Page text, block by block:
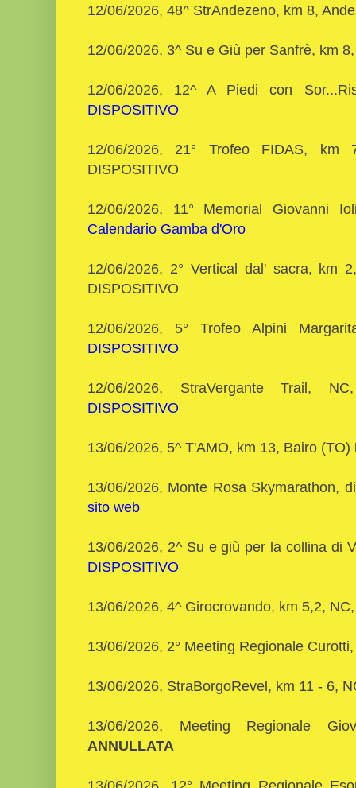
12/06/2026, 48^ StrAndezeno, km 8,
12/06/2026, 3^ Su e Giù per Sanfrè, km
12/06/2026, 12^ A Piedi con
DISPOSITIVO
12/06/2026, 21° Trofeo FIDAS, km
DISPOSITIVO
12/06/2026, 11° Memorial Giovanni
Calendario Gamba d'Oro
12/06/2026, 2° Vertical dal' sacra, km
DISPOSITIVO
12/06/2026, 5° Trofeo Alpini
DISPOSITIVO
12/06/2026, StraVergante Trail,
DISPOSITIVO
13/06/2026, 5^ T'AMO, km 13, Bairo (TO)
13/06/2026, Monte Rosa Skymarathon,
sito web
13/06/2026, 2^ Su e giù per la collina di
DISPOSITIVO
13/06/2026, 4^ Girocrovando, km 5,2,
13/06/2026, 2° Meeting Regionale
13/06/2026, StraBorgoRevel, km 11 - 6,
13/06/2026, Meeting Regionale
ANNULLATA